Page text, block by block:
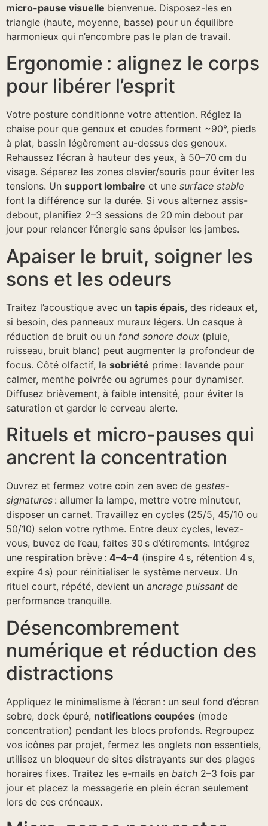
micro-pause visuelle bienvenue. Disposez-les en
triangle (haute, moyenne, basse) pour un équilibre
harmonieux qui n’encombre pas le plan de travail.
Ergonomie : alignez le corps
pour libérer l’esprit
Votre posture conditionne votre attention. Réglez la
chaise pour que genoux et coudes forment ~90°, pieds
à plat, bassin légèrement au-dessus des genoux.
Rehaussez l’écran à hauteur des yeux, à 50–70 cm du
visage. Séparez les zones clavier/souris pour éviter les
tensions. Un support lombaire et une surface stable
font la différence sur la durée. Si vous alternez assis-
debout, planifiez 2–3 sessions de 20 min debout par
jour pour relancer l’énergie sans épuiser les jambes.
Apaiser le bruit, soigner les
sons et les odeurs
Traitez l’acoustique avec un tapis épais, des rideaux et,
si besoin, des panneaux muraux légers. Un casque à
réduction de bruit ou un fond sonore doux (pluie,
ruisseau, bruit blanc) peut augmenter la profondeur de
focus. Côté olfactif, la sobriété prime : lavande pour
calmer, menthe poivrée ou agrumes pour dynamiser.
Diffusez brièvement, à faible intensité, pour éviter la
saturation et garder le cerveau alerte.
Rituels et micro-pauses qui
ancrent la concentration
Ouvrez et fermez votre coin zen avec de gestes-
signatures : allumer la lampe, mettre votre minuteur,
disposer un carnet. Travaillez en cycles (25/5, 45/10 ou
50/10) selon votre rythme. Entre deux cycles, levez-
vous, buvez de l’eau, faites 30 s d’étirements. Intégrez
une respiration brève : 4–4–4 (inspire 4 s, rétention 4 s,
expire 4 s) pour réinitialiser le système nerveux. Un
rituel court, répété, devient un ancrage puissant de
performance tranquille.
Désencombrement
numérique et réduction des
distractions
Appliquez le minimalisme à l’écran : un seul fond d’écran
sobre, dock épuré, notifications coupées (mode
concentration) pendant les blocs profonds. Regroupez
vos icônes par projet, fermez les onglets non essentiels,
utilisez un bloqueur de sites distrayants sur des plages
horaires fixes. Traitez les e-mails en batch 2–3 fois par
jour et placez la messagerie en plein écran seulement
lors de ces créneaux.